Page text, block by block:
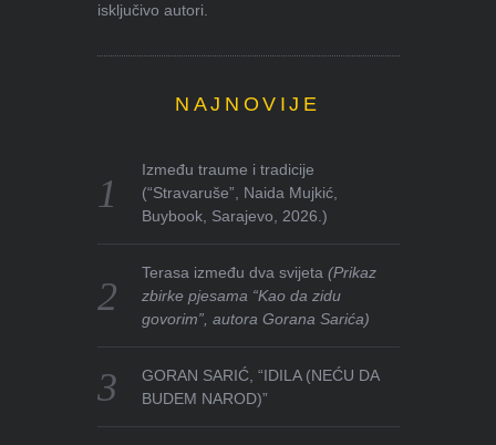
isključivo autori.
NAJNOVIJE
Između traume i tradicije
(“Stravaruše”, Naida Mujkić,
Buybook, Sarajevo, 2026.)
Terasa između dva svijeta(Prikaz
zbirke pjesama “Kao da zidu
govorim”, autora Gorana Sarića)
GORAN SARIĆ, “IDILA (NEĆU DA
BUDEM NAROD)”